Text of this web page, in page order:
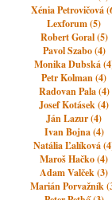
Xénia Petrovičová
Lexforum (5)
Robert Goral (5)
Pavol Szabo (4)
Monika Dubská
Petr Kolman (4)
Radovan Pala (4)
Josef Kotásek (4)
Ján Lazur (4)
Ivan Bojna (4)
Natália Ľalíková
Maroš Hačko (4)
Adam Valček (3)
Marián Porvažník